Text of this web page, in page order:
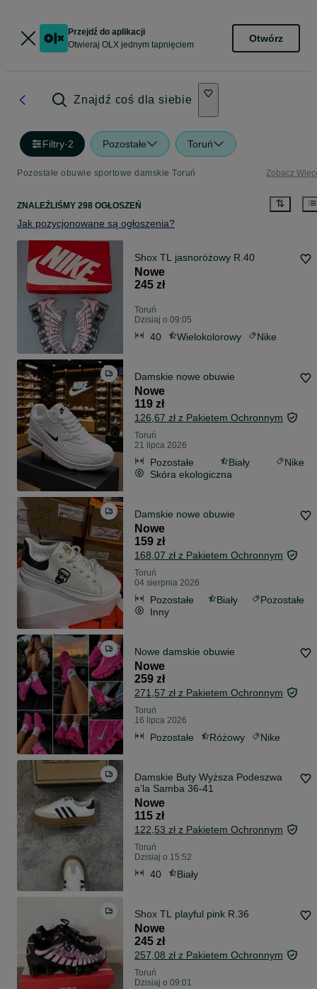
Przejdź do aplikacji
Otwieraj OLX jednym tapnięciem
Otwórz
Znajdź coś dla siebie
Filtry·2 Pozostałe Toruń
Pozostałe obuwie sportowe damskie Toruń Zobacz
ZNALEŹLIŚMY 298 OGŁOSZEŃ
Jak pozycjonowane są ogłoszenia?
Shox TL jasnoróżowy R.40
Nowe
245 zł
Toruń
Dzisiaj o 09:05
40 Wielokolorowy Nike
Damskie nowe obuwie
Nowe
119 zł
126,67 zł z Pakietem Ochronnym
Toruń
21 lipca 2026
Pozostałe Biały
Nike
Skóra ekologiczna
Damskie nowe obuwie
Nowe
159 zł
168,07 zł z Pakietem Ochronnym
Toruń
04 sierpnia 2026
Pozostałe Biały
Pozostałe
Inny
Nowe damskie obuwie
Nowe
259 zł
271,57 zł z Pakietem Ochronnym
Toruń
16 lipca 2026
Pozostałe Różowy Nike
Damskie Buty Wyższa Podeszwa
a’la Samba 36-41
Nowe
115 zł
122,53 zł z Pakietem Ochronnym
Toruń
Dzisiaj o 15:52
40 Biały
Shox TL playful pink R.36
Nowe
245 zł
257,08 zł z Pakietem Ochronnym
Toruń
Dzisiaj o 09:01